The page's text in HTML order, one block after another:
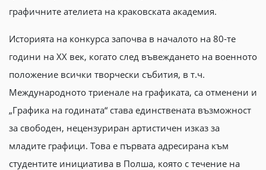
графичните ателиета на краковската академия.
Историята на конкурса започва в началото на 80-те
години на ХХ век, когато след въвеждането на военното
положение всички творчески събития, в т.ч.
Международното триенале на графиката, са отменени и
„Графика на годината“ става единствената възможност
за свободен, нецензуриран артистичен изказ за
младите графици. Това е първата адресирана към
студентите инициатива в Полша, която с течение на